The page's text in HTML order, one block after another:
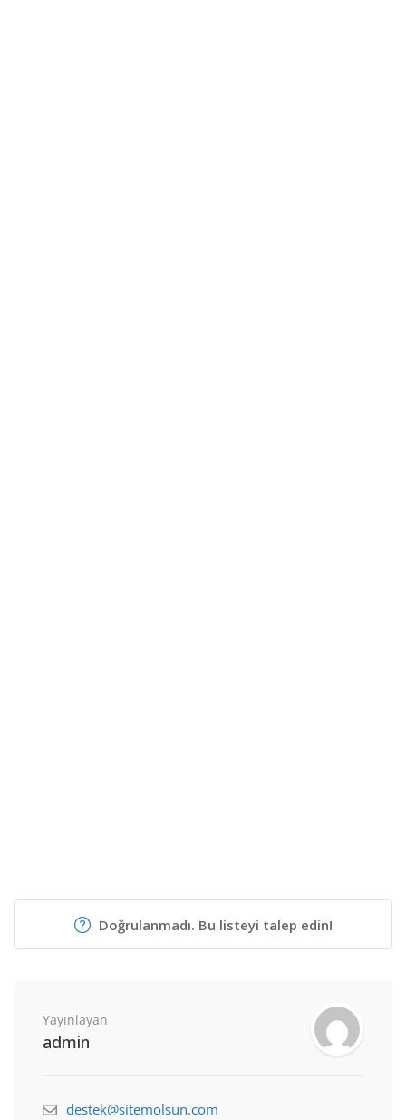
Doğrulanmadı. Bu listeyi talep edin!
Yayınlayan
admin
destek@sitemolsun.com